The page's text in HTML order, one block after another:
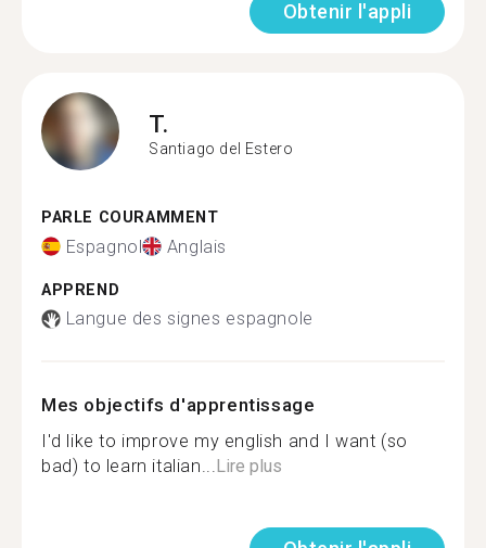
Obtenir l'appli
T.
Santiago del Estero
PARLE COURAMMENT
Espagnol Anglais
APPREND
Langue des signes espagnole
Mes objectifs d'apprentissage
I'd like to improve my english and I want (so
bad) to learn italian...Lire plus